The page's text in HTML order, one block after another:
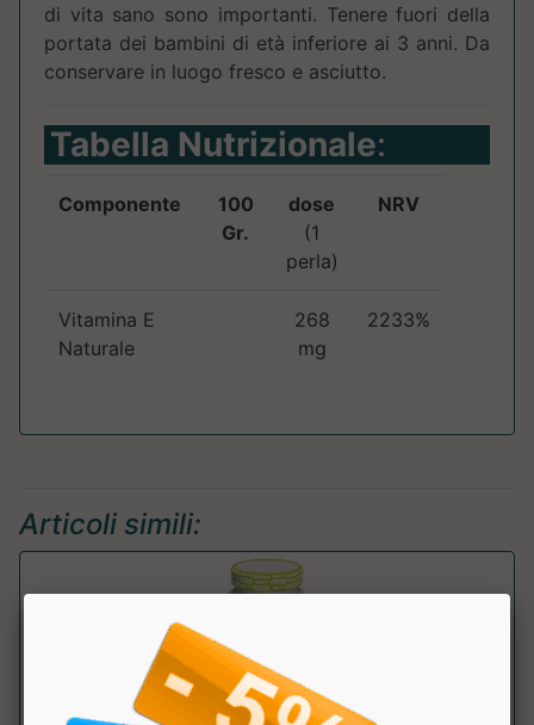
di vita sano sono importanti. Tenere fuori della
portata dei bambini di età inferiore ai 3 anni. Da
conservare in luogo fresco e asciutto.
Tabella Nutrizionale:
Componente
100
Gr.
dose
(1
perla)
NRV
Vitamina E
Naturale
268
mg
2233%
Articoli simili: